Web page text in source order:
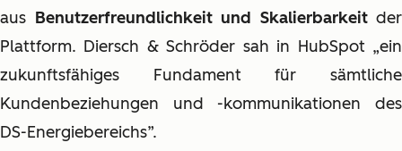
aus Benutzerfreundlichkeit und Skalierbarkeitder
Plattform. Diersch & Schröder sah in HubSpot „ein
zukunftsfähiges Fundament für sämtliche
Kundenbeziehungen und -kommunikationen des
DS-Energiebereichs”.